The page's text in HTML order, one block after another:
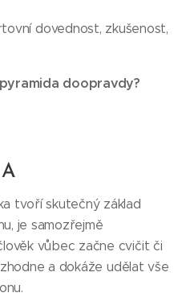
dovednost, zkušenost,
doopravdy?
tvoří skutečný základ
je samozřejmě
vůbec začne cvičit či
a dokáže udělat vše